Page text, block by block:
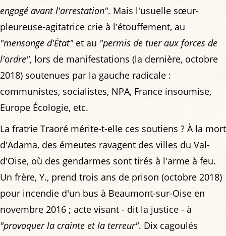
engagé avant l'arrestation". Mais l'usuelle sœur-
pleureuse-agitatrice crie à l'étouffement, au
"mensonge d'État"et au "permis de tuer aux forces de
l'ordre", lors de manifestations (la dernière, octobre
2018) soutenues par la gauche radicale :
communistes, socialistes, NPA, France insoumise,
Europe Écologie, etc.
La fratrie Traoré mérite-t-elle ces soutiens ? À la mort
d'Adama, des émeutes ravagent des villes du Val-
d'Oise, où des gendarmes sont tirés à l'arme à feu.
Un frère, Y., prend trois ans de prison (octobre 2018)
pour incendie d'un bus à Beaumont-sur-Oise en
novembre 2016 ; acte visant - dit la justice - à
"provoquer la crainte et la terreur". Dix cagoulés